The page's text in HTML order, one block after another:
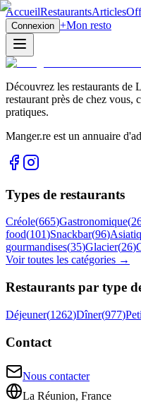
AccueilRestaurantsArticles
Connexion +Mon resto
Découvrez les restaurants de
restaurant près de chez vous,
pratiques.
Manger.re est un annuaire
Types de restaurants
Créole(665)Gastronomique(
food(101)Snackbar(96)
gourmandises(35)Glacier(26)
Voir toutes les catégories →
Restaurants par type
Déjeuner(1262)Dîner(977)
Contact
Nous contacter
La Réunion, France